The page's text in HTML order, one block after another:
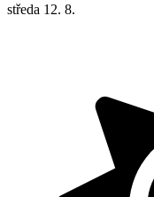
středa 12. 8.